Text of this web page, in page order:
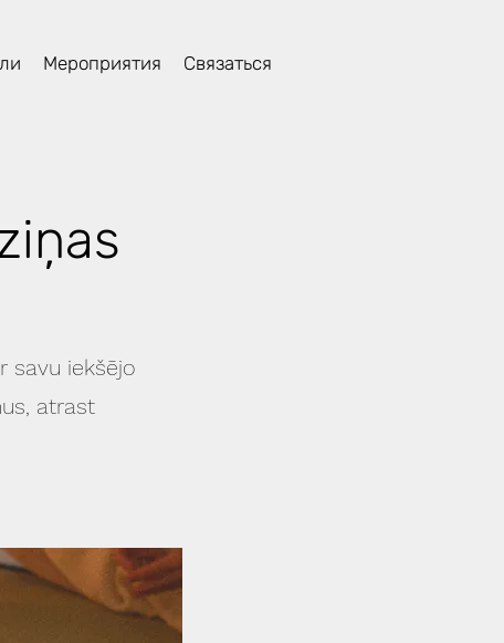
Мероприятия Связаться
savu iekšējo
atrast